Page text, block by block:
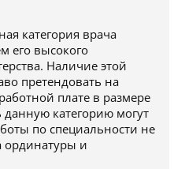
категория врача
его высокого
Наличие этой
претендовать на
плате в размере
данную категорию могут
по специальности не
ординатуры и